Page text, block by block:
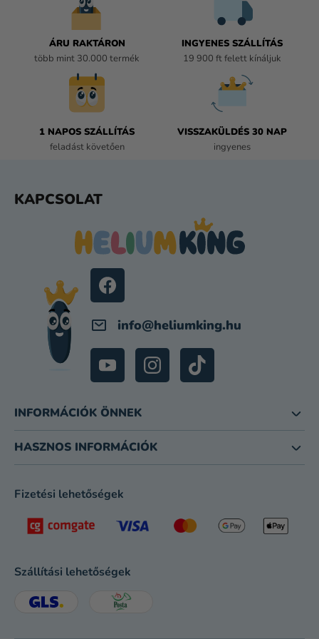
ÁRU RAKTÁRON
több mint 30.000 termék
INGYENES SZÁLLÍTÁS
19 900 ft felett kínáljuk
1 NAPOS SZÁLLÍTÁS
feladást követően
VISSZAKÜLDÉS 30 NAP
ingyenes
KAPCSOLAT
info@heliumking.hu
INFORMÁCIÓK ÖNNEK
HASZNOS INFORMÁCIÓK
Fizetési lehetőségek
Szállítási lehetőségek